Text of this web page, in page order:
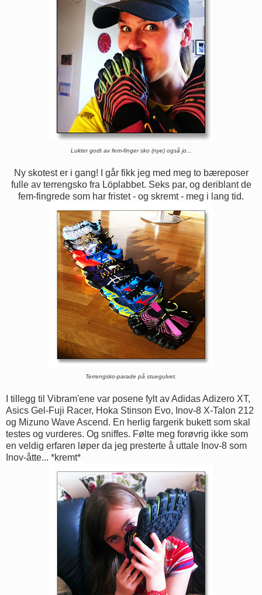
Lukter godt av fem-finger sko (nye) også jo...
Ny skotest er i gang! I går fikk jeg med meg to bæreposer
fulle av terrengsko fra Löplabbet. Seks par, og deriblant de
fem-fingrede som har fristet - og skremt - meg i lang tid.
Terrengsko-parade på stuegulvet.
I tillegg til Vibram'ene var posene fylt av Adidas Adizero XT,
Asics Gel-Fuji Racer, Hoka Stinson Evo, Inov-8 X-Talon 212
og Mizuno Wave Ascend. En herlig fargerik bukett som skal
testes og vurderes. Og sniffes. Følte meg forøvrig ikke som
en veldig erfaren løper da jeg presterte å uttale Inov-8 som
Inov-åtte... *kremt*